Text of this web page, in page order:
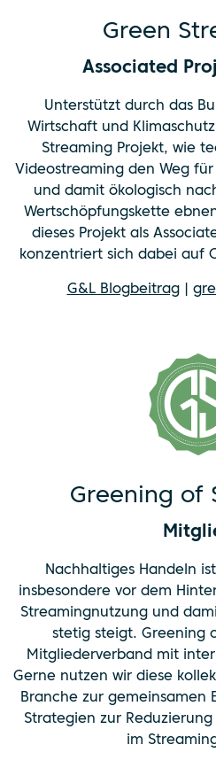
Green
Associated
Unterstützt durch das
Wirtschaft und
Streaming Projekt, wie
Videostreaming den Weg
und damit ökologisch
Wertschöpfungskette
dieses Projekt als
konzentriert sich dabei auf
G&L Blogbeitrag|
Greening of
Nachhaltiges Handeln
insbesondere vor dem
Streamingnutzung und
stetig steigt. Greening
Mitgliederverband mit
Gerne nutzen wir diese
Branche zur gemeinsamen
Strategien zur
im